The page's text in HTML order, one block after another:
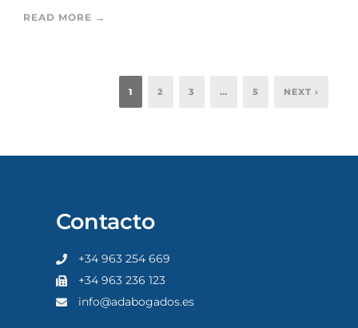
READ MORE →
1 2 3 … 5 NEXT ›
Contacto
+34 963 254 669
+34 963 236 123
info@adabogados.es